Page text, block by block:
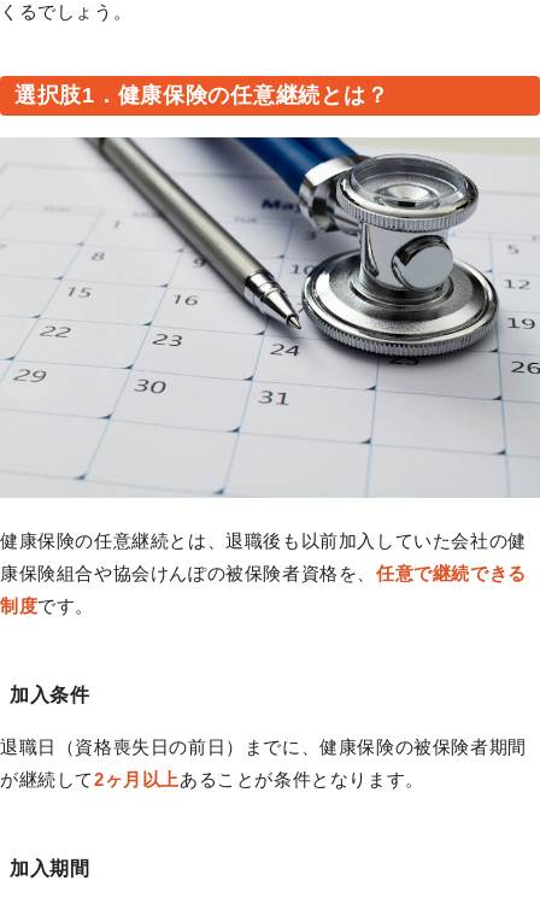
くるでしょう。
選択肢1．健康保険の任意継続とは？
健康保険の任意継続とは、退職後も以前加入していた会社の健
康保険組合や協会けんぽの被保険者資格を、任意で継続できる
制度です。
加入条件
退職日（資格喪失日の前日）までに、健康保険の被保険者期間
が継続して2ヶ月以上あることが条件となります。
加入期間